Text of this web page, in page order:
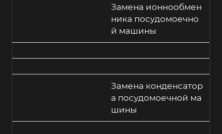
Замена ионнообмен
ника посудомоечно
й машины
Замена конденсатор
а посудомоечной ма
шины